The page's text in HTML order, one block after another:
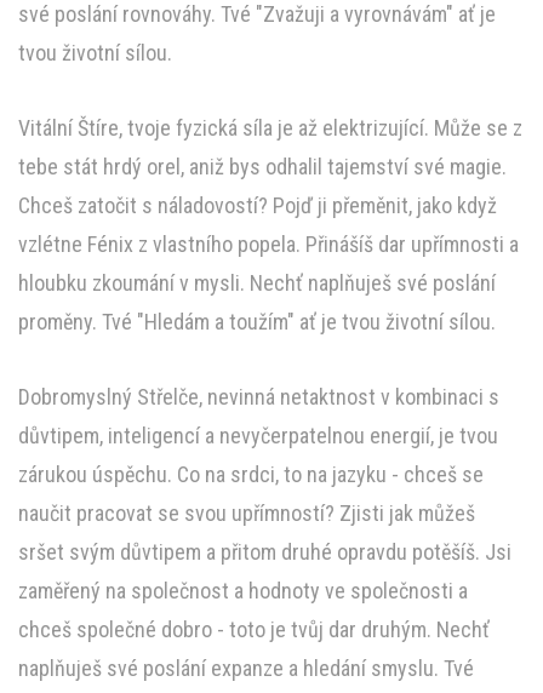
své poslání rovnováhy. Tvé "Zvažuji a vyrovnávám" ať je
tvou životní sílou.
Vitální Štíre, tvoje fyzická síla je až elektrizující. Může se z
tebe stát hrdý orel, aniž bys odhalil tajemství své magie.
Chceš zatočit s náladovostí? Pojď ji přeměnit, jako když
vzlétne Fénix z vlastního popela. Přinášíš dar upřímnosti a
hloubku zkoumání v mysli. Nechť naplňuješ své poslání
proměny. Tvé "Hledám a toužím" ať je tvou životní sílou.
Dobromyslný Střelče, nevinná netaktnost v kombinaci s
důvtipem, inteligencí a nevyčerpatelnou energií, je tvou
zárukou úspěchu. Co na srdci, to na jazyku - chceš se
naučit pracovat se svou upřímností? Zjisti jak můžeš
sršet svým důvtipem a přitom druhé opravdu potěšíš. Jsi
zaměřený na společnost a hodnoty ve společnosti a
chceš společné dobro - toto je tvůj dar druhým. Nechť
naplňuješ své poslání expanze a hledání smyslu. Tvé